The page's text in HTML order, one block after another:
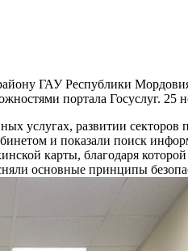
ГАУ Республики
портала
услугах, развитии
и показали поиск
карты, благодаря
основные принципы